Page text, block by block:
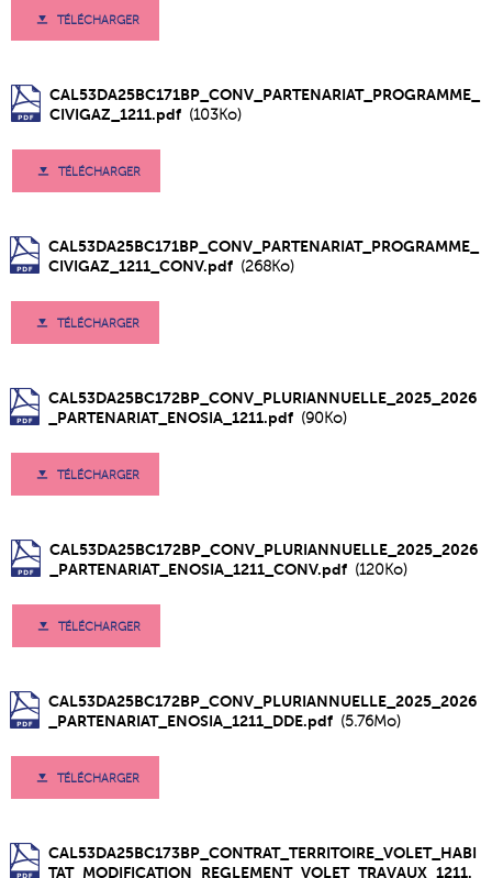
TÉLÉCHARGER
CAL53DA25BC171BP_CONV_PARTENARIAT_PROGRAMME_
CIVIGAZ_1211.pdf (103Ko)
TÉLÉCHARGER
CAL53DA25BC171BP_CONV_PARTENARIAT_PROGRAMME_
CIVIGAZ_1211_CONV.pdf (268Ko)
TÉLÉCHARGER
CAL53DA25BC172BP_CONV_PLURIANNUELLE_2025_2026
_PARTENARIAT_ENOSIA_1211.pdf (90Ko)
TÉLÉCHARGER
CAL53DA25BC172BP_CONV_PLURIANNUELLE_2025_2026
_PARTENARIAT_ENOSIA_1211_CONV.pdf (120Ko)
TÉLÉCHARGER
CAL53DA25BC172BP_CONV_PLURIANNUELLE_2025_2026
_PARTENARIAT_ENOSIA_1211_DDE.pdf (5.76Mo)
TÉLÉCHARGER
CAL53DA25BC173BP_CONTRAT_TERRITOIRE_VOLET_HABI
TAT_MODIFICATION_REGLEMENT_VOLET_TRAVAUX_1211.